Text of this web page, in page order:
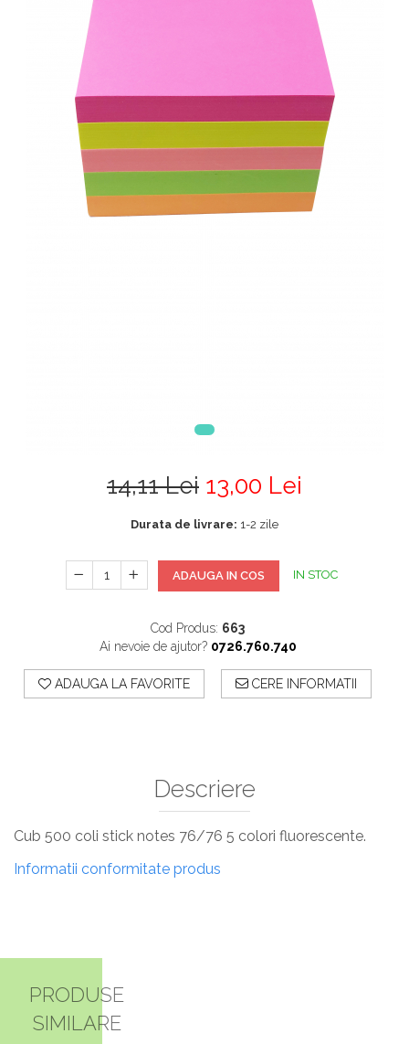
14,11 Lei 13,00 Lei
Durata de livrare: 1-2 zile
ADAUGA IN COS IN STOC
Cod Produs: 663
Ai nevoie de ajutor? 0726.760.740
ADAUGA LA FAVORITE CERE INFORMATII
Descriere
Cub 500 coli stick notes 76/76 5 colori fluorescente.
Informatii conformitate produs
PRODUSE
SIMILARE